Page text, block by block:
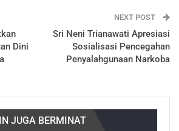
Dini
NEXT POST
Sri Neni Trianawati Apresiasi
Sosialisasi Pencegahan
Penyalahgunaan Narkoba
JUGA BERMINAT